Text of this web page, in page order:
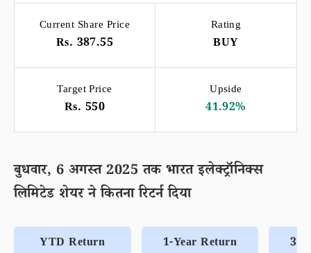
Current Share Price
Rs. 387.55
Rating
BUY
Target Price
Rs. 550
Upside
41.92%
बुधवार, 6 अगस्त 2025 तक भारत इलेक्ट्रॉनिक्स
लिमिटेड शेयर ने कितना रिटर्न दिया
YTD Return 1-Year Return 3-